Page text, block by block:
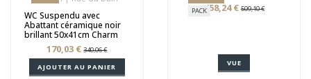
WC Suspendu avec
Abattant céramique noir
brillant 50x41cm Charm
170,03 €340,06 €
AJOUTER AU PANIER
PACK458,24 €509,10 €
VUE